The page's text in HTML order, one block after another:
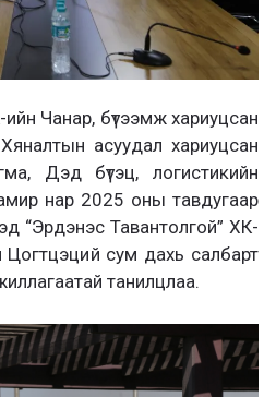
Чанар, бүтээмж хариуцсан
асуудал хариуцсан
Дэд бүтэц, логистикийн
нар 2025 оны тавдугаар
“Эрдэнэс Тавантолгой” ХК-
сум дахь салбарт
танилцлаа.